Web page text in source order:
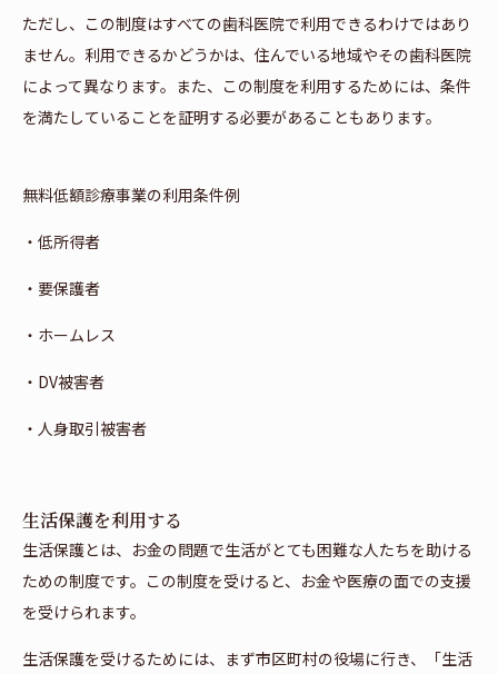
ただし、この制度はすべての歯科医院で利用できるわけではあり
ません。利用できるかどうかは、住んでいる地域やその歯科医院
によって異なります。また、この制度を利用するためには、条件
を満たしていることを証明する必要があることもあります。
無料低額診療事業の利用条件例
・低所得者
・要保護者
・ホームレス
・DV被害者
・人身取引被害者
生活保護を利用する
生活保護とは、お金の問題で生活がとても困難な人たちを助ける
ための制度です。この制度を受けると、お金や医療の面での支援
を受けられます。
生活保護を受けるためには、まず市区町村の役場に行き、「生活